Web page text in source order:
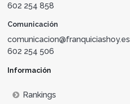
602 254 858
Comunicación
comunicacion@franquiciashoy.es
602 254 506
Información
Rankings